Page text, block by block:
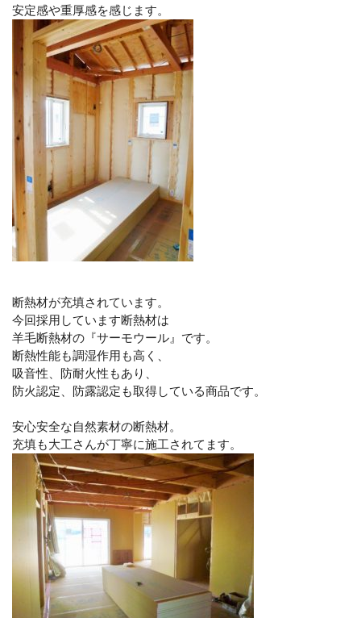
安定感や重厚感を感じます。
断熱材が充填されています。
今回採用しています断熱材は
羊毛断熱材の『サーモウール』です。
断熱性能も調湿作用も高く、
吸音性、防耐火性もあり、
防火認定、防露認定も取得している商品です。
安心安全な自然素材の断熱材。
充填も大工さんが丁寧に施工されてます。